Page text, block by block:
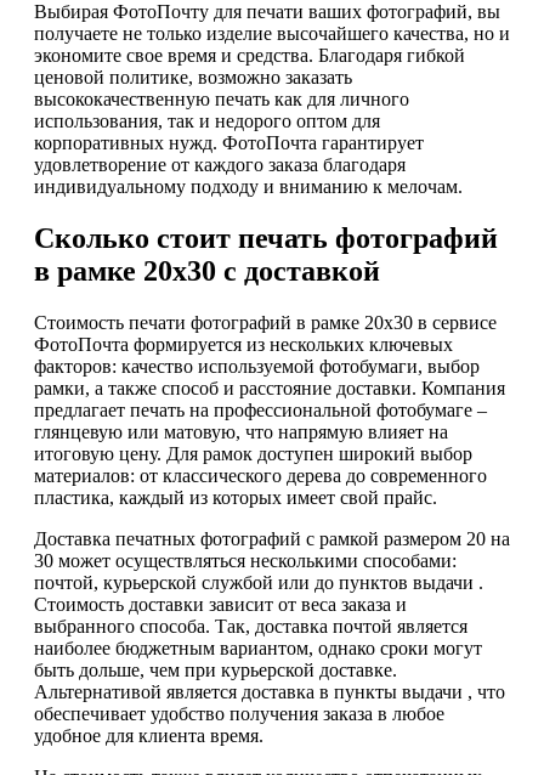
Выбирая ФотоПочту для печати ваших фотографий, вы
получаете не только изделие высочайшего качества, но и
экономите свое время и средства. Благодаря гибкой
ценовой политике, возможно заказать
высококачественную печать как для личного
использования, так и недорого оптом для
корпоративных нужд. ФотоПочта гарантирует
удовлетворение от каждого заказа благодаря
индивидуальному подходу и вниманию к мелочам.
Сколько стоит печать фотографий
в рамке 20х30 с доставкой
Стоимость печати фотографий в рамке 20х30 в сервисе
ФотоПочта формируется из нескольких ключевых
факторов: качество используемой фотобумаги, выбор
рамки, а также способ и расстояние доставки. Компания
предлагает печать на профессиональной фотобумаге –
глянцевую или матовую, что напрямую влияет на
итоговую цену. Для рамок доступен широкий выбор
материалов: от классического дерева до современного
пластика, каждый из которых имеет свой прайс.
Доставка печатных фотографий с рамкой размером 20 на
30 может осуществляться несколькими способами:
почтой, курьерской службой или до пунктов выдачи .
Стоимость доставки зависит от веса заказа и
выбранного способа. Так, доставка почтой является
наиболее бюджетным вариантом, однако сроки могут
быть дольше, чем при курьерской доставке.
Альтернативой является доставка в пункты выдачи , что
обеспечивает удобство получения заказа в любое
удобное для клиента время.